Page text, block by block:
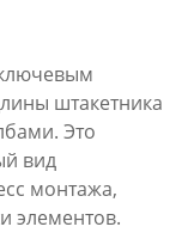
штакетника
Это
вид
монтажа,
элементов.